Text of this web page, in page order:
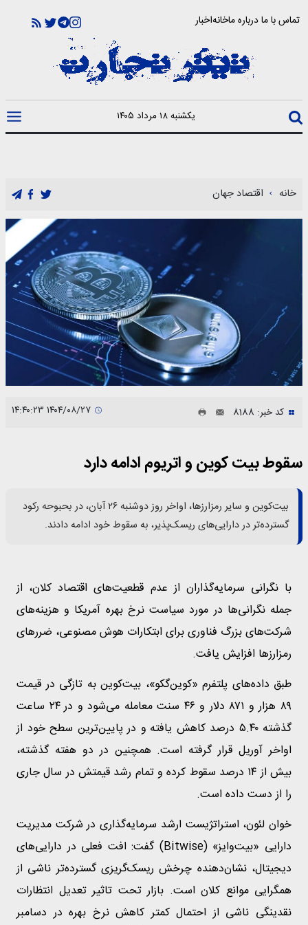
تماس با مادرباره ماخانهاخبار
یکشنبه ۱۸ مرداد ۱۴۰۵
خانه اقتصاد جهان
کد خبر: 8188
سقوط بیت کوین و اتریوم ادامه دارد
بیت‌کوین و سایر رمزارزها، اواخر روز دوشنبه ۲۶ آبان، در بحبوحه رکود
گسترده‌تر در دارایی‌های ریسک‌پذیر، به سقوط خود ادامه دادند.
با نگرانی سرمایه‌گذاران از عدم قطعیت‌های اقتصاد کلان، از
جمله نگرانی‌ها در مورد سیاست نرخ بهره آمریکا و هزینه‌های
شرکت‌های بزرگ فناوری برای ابتکارات هوش مصنوعی، ضررهای
رمزارزها افزایش یافت.
طبق داده‌های پلتفرم «کوین‌گکو»، بیت‌کوین به تازگی در قیمت
۸۹ هزار و ۸۷۱ دلار و ۴۶ سنت معامله می‌شود و در
۲۴ ساعت
گذشته ۵.۴۰ درصد کاهش یافته
و در پایین‌ترین سطح خود از
اواخر آوریل قرار گرفته است. همچنین در دو هفته گذشته،
بیش از ۱۴ درصد سقوط کرده و تمام رشد قیمتش در سال جاری
را از دست داده است.
خوان لئون، استراتژیست ارشد سرمایه‌گذاری در شرکت مدیریت
دارایی «بیت‌وایز» (Bitwise) گفت: افت فعلی در دارایی‌های
دیجیتال، نشان‌دهنده چرخش ریسک‌گریزی گسترده‌تر ناشی از
همگرایی موانع کلان است. بازار تحت تاثیر تعدیل انتظارات
نقدینگی ناشی از احتمال کمتر کاهش نرخ بهره در دسامبر